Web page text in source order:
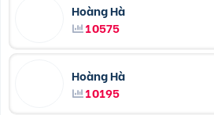
Hoàng Hà
10575
Hoàng Hà
10195